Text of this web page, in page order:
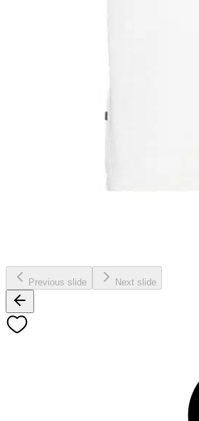
Previous slide Next slide